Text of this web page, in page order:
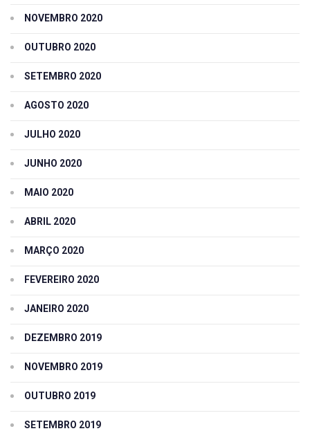
NOVEMBRO 2020
OUTUBRO 2020
SETEMBRO 2020
AGOSTO 2020
JULHO 2020
JUNHO 2020
MAIO 2020
ABRIL 2020
MARÇO 2020
FEVEREIRO 2020
JANEIRO 2020
DEZEMBRO 2019
NOVEMBRO 2019
OUTUBRO 2019
SETEMBRO 2019